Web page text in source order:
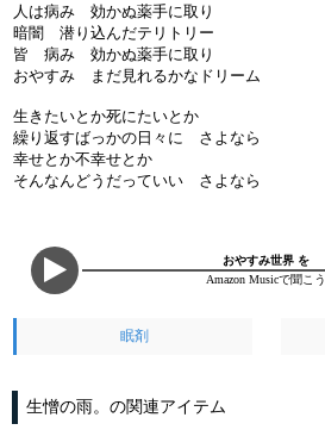
人は病み 効かぬ薬手に取り
暗闇 潜り込んだテリトリー
皆 病み 効かぬ薬手に取り
おやすみ まだ見れるかなドリーム
生きたいとか死にたいとか
繰り返すばっかの日々に さよなら
幸せとか不幸せとか
そんなんどうだっていい さよなら
おやすみ世界 を
Amazon Musicで聞こう
眠剤
生憎の雨。の関連アイテム